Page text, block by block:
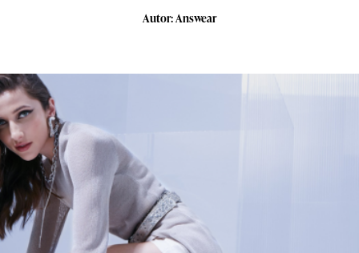
Autor: Answear